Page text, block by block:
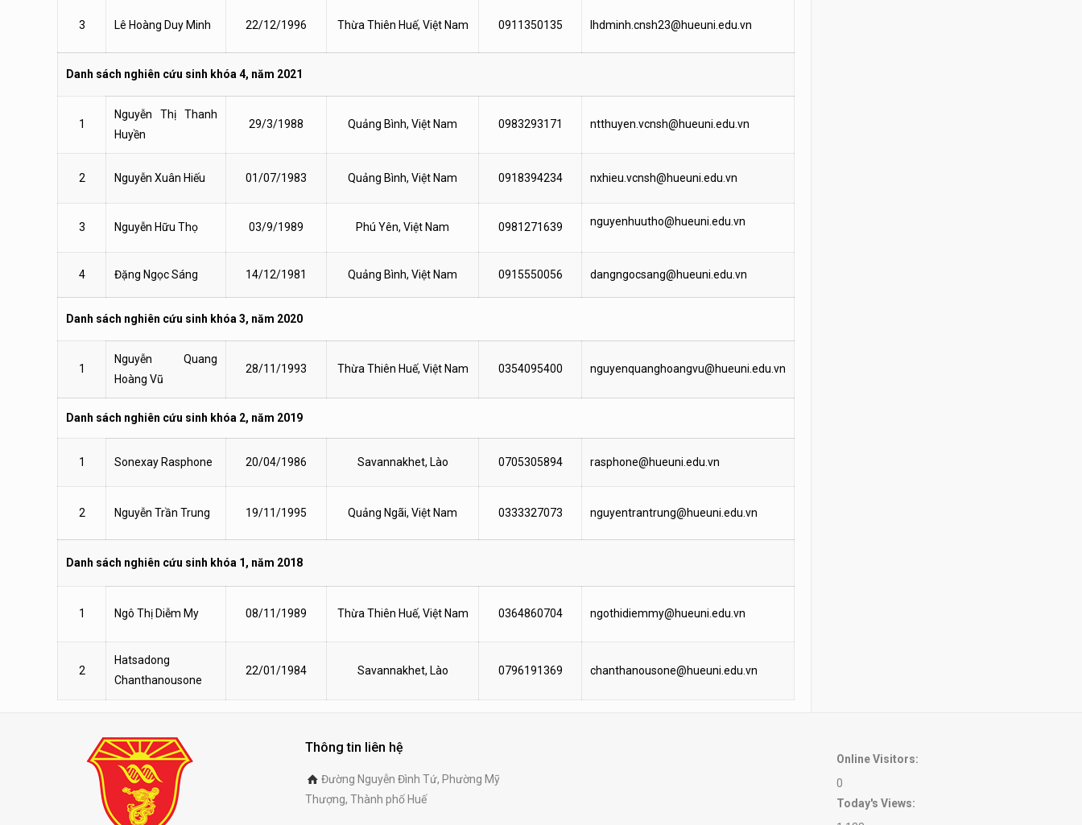
3 Lê Hoàng Duy Minh 22/12/1996 Thừa Thiên Huế, Việt Nam 0911350135 lhdminh.cnsh23@hueuni.edu.vn
Danh sách nghiên cứu sinh khóa 4, năm 2021
1
Nguyễn Thị Thanh
Huyền
29/3/1988 Quảng Bình, Việt Nam 0983293171 ntthuyen.vcnsh@hueuni.edu.vn
2 Nguyễn Xuân Hiếu 01/07/1983 Quảng Bình, Việt Nam 0918394234 nxhieu.vcnsh@hueuni.edu.vn
3 Nguyễn Hữu Thọ 03/9/1989 Phú Yên, Việt Nam 0981271639 nguyenhuutho@hueuni.edu.vn
4 Đặng Ngọc Sáng 14/12/1981 Quảng Bình, Việt Nam 0915550056 dangngocsang@hueuni.edu.vn
Danh sách nghiên cứu sinh khóa 3, năm 2020
1
Nguyễn Quang
Hoàng Vũ
28/11/1993 Thừa Thiên Huế, Việt Nam 0354095400 nguyenquanghoangvu@hueuni.edu.vn
Danh sách nghiên cứu sinh khóa 2, năm 2019
1 Sonexay Rasphone 20/04/1986 Savannakhet, Lào 0705305894 rasphone@hueuni.edu.vn
2 Nguyễn Trần Trung 19/11/1995 Quảng Ngãi, Việt Nam 0333327073 nguyentrantrung@hueuni.edu.vn
Danh sách nghiên cứu sinh khóa 1, năm 2018
1 Ngô Thị Diễm My 08/11/1989 Thừa Thiên Huế, Việt Nam 0364860704 ngothidiemmy@hueuni.edu.vn
2
Hatsadong
Chanthanousone
22/01/1984 Savannakhet, Lào 0796191369 chanthanousone@hueuni.edu.vn
Thông tin liên hệ
Đường Nguyễn Đình Tứ, Phường Mỹ
Thượng, Thành phố Huế
Online Visitors:
0
Today's Views: